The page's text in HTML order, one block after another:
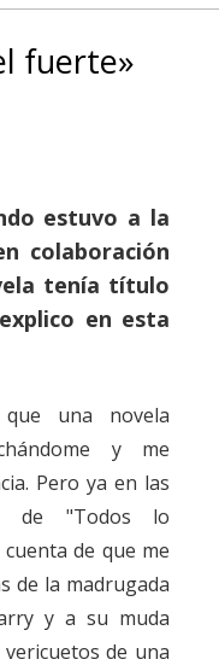
fuerte»
estuvo a la
colaboración
tenía título
en esta
una novela
y me
Pero ya en las
de "Todos lo
de que me
de la madrugada
y a su muda
de una